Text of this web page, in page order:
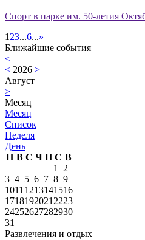
Спорт в парке им. 50-летия
123...6...»
Ближайшие события
<
< 2026 >
Август
>
Месяц
Месяц
Список
Неделя
День
П В С Ч П С В
1 2
3 4 5 6 7 8 9
10111213141516
17181920212223
24252627282930
31
Развлечения и отдых